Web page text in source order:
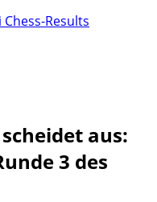
Results
aus:
3 des